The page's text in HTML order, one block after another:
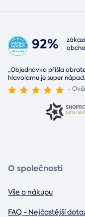
92%
„Objednávka přišla
hlavolamu je super
-
O společnosti
Vše o nákupu
FAQ - Nejčastější